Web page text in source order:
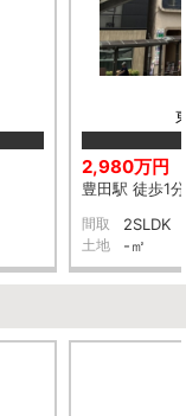
2,980万円
豊田駅 徒歩1分
間取 2SLDK
土地 -㎡